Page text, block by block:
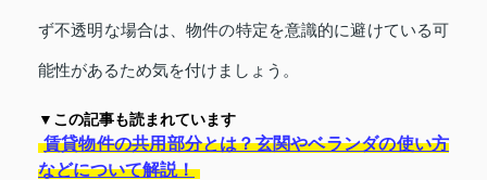
ず不透明な場合は、物件の特定を意識的に避けている可
能性があるため気を付けましょう。
▼この記事も読まれています
賃貸物件の共用部分とは？玄関やベランダの使い方
などについて解説！